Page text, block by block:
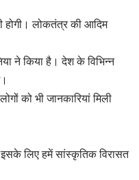
होगी। लोकतंत्र की आदिम
ने किया है। देश के विभिन्न
को भी जानकारियां मिली
इसके लिए हमें सांस्कृतिक विरासत